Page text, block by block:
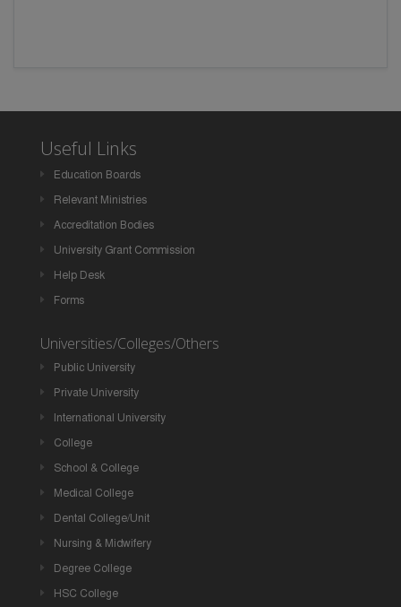
Useful Links
Education Boards
Relevant Ministries
Accreditation Bodies
University Grant Commission
Help Desk
Forms
Universities/Colleges/Others
Public University
Private University
International University
College
School & College
Medical College
Dental College/Unit
Nursing & Midwifery
Degree College
HSC College